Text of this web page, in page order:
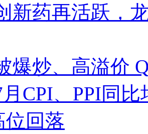
新药再活跃，
爆炒、高溢价
月CPI、PPI同
位回落